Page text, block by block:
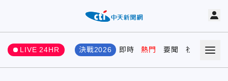
LIVE 24HR 決戰2026 即時 熱門 要聞 社會 娛樂